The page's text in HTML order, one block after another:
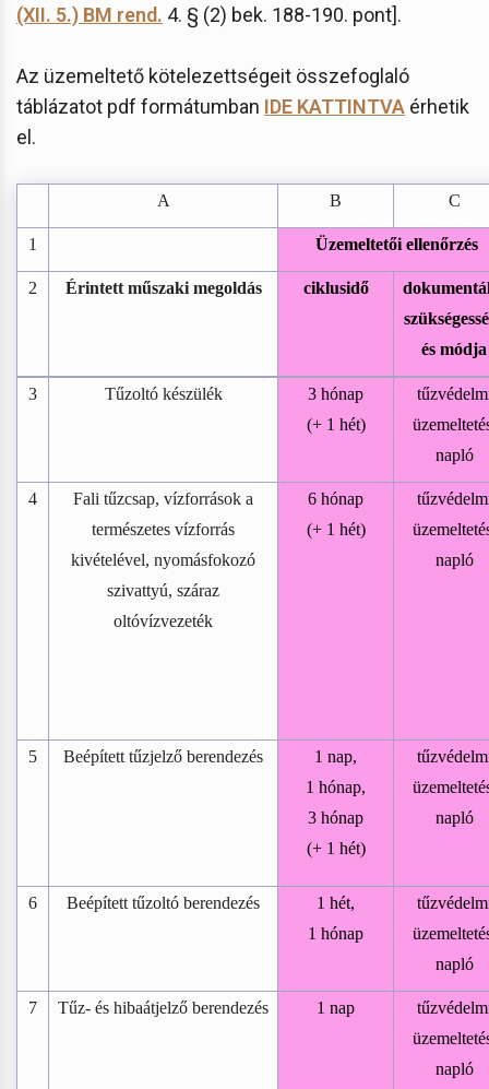
(XII. 5.) BM rend. 4. § (2) bek. 188-190. pont].
Az üzemeltető kötelezettségeit összefoglaló
táblázatot pdf formátumban IDE KATTINTVA érhetik
el.
A B C
1 Üzemeltetői ellenőrzés
2 Érintett műszaki megoldás ciklusidő
és módja
3 Tűzoltó készülék
3 hónap
(+ 1 hét)
napló
4
Fali tűzcsap, vízforrások a
természetes vízforrás
kivételével, nyomásfokozó
szivattyú, száraz
oltóvízvezeték
6 hónap
(+ 1 hét)
napló
5 Beépített tűzjelző berendezés
1 nap,
1 hónap,
3 hónap
(+ 1 hét)
napló
6 Beépített tűzoltó berendezés
1 hét,
1 hónap
napló
7 Tűz- és hibaátjelző berendezés 1 nap
napló